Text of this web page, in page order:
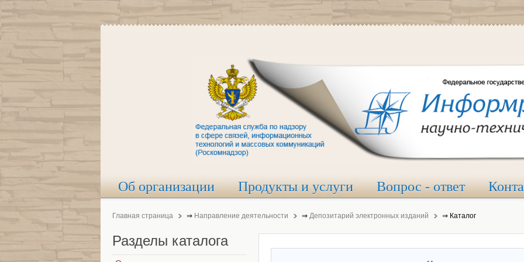
Об организации Продукты и услуги Вопрос - ответ
Главная страница ⇒ Направление деятельности ⇒ Депозитарий электронных изданий ⇒ Каталог
Разделы каталога